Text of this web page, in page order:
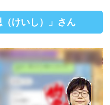
けいし）」さん